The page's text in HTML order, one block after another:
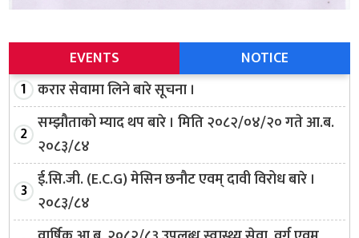
EVENTS
NOTICE
करार सेवामा लिने बारे सूचना ।
सम्झौताको म्याद थप बारे । मिति २०८२/०४/२० गते आ.ब.
२०८३/८४
ई.सि.जी. (E.C.G) मेसिन छनौट एवम् दावी विरोध बारे ।
२०८३/८४